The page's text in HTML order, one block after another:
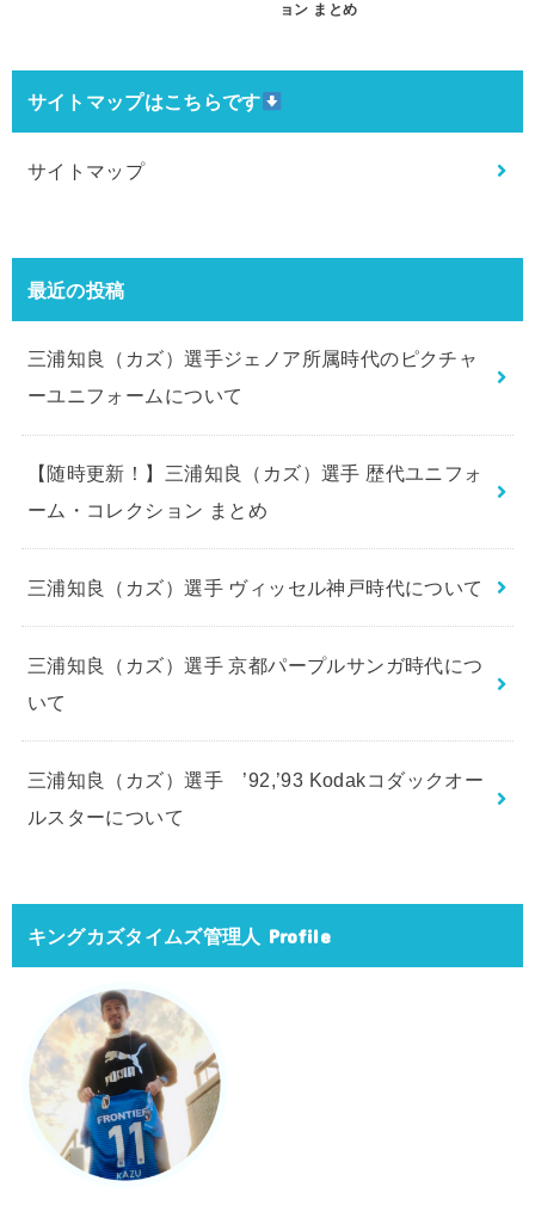
ョン まとめ
サイトマップはこちらです
サイトマップ
最近の投稿
三浦知良（カズ）選手ジェノア所属時代のピクチャ
ーユニフォームについて
【随時更新！】三浦知良（カズ）選手 歴代ユニフォ
ーム・コレクション まとめ
三浦知良（カズ）選手 ヴィッセル神戸時代について
三浦知良（カズ）選手 京都パープルサンガ時代につ
いて
三浦知良（カズ）選手 ’92,’93 Kodakコダックオー
ルスターについて
キングカズタイムズ管理人 Profile